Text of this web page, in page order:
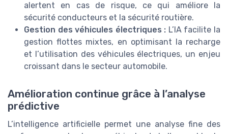
alertent en cas de risque, ce qui améliore la
sécurité conducteurs et la sécurité routière.
Gestion des véhicules électriques : L’IA facilite la
gestion flottes mixtes, en optimisant la recharge
et l’utilisation des véhicules électriques, un enjeu
croissant dans le secteur automobile.
Amélioration continue grâce à l’analyse
prédictive
L’intelligence artificielle permet une analyse fine des